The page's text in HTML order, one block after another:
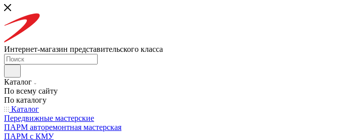
Интернет-магазин представительского класса
Каталог
По всему сайту
По каталогу
Каталог
Передвижные мастерские
ПАРМ авторемонтная мастерская
ПАРМ с КМУ